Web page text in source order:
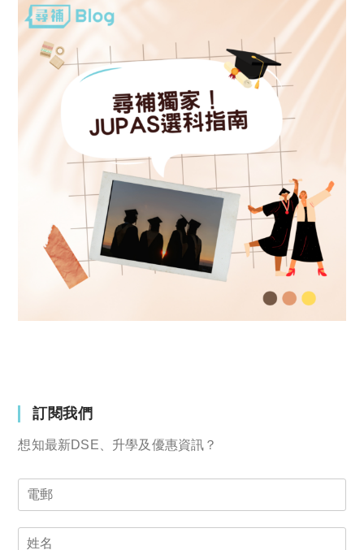
訂閱我們
想知最新DSE、升學及優惠資訊？